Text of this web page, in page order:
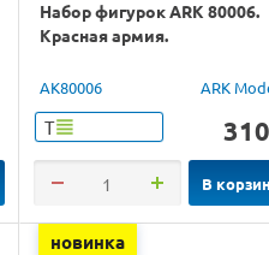
Набор фигурок ARK 80006.
Красная армия.
AK80006 ARK
Т 310
В
новинка